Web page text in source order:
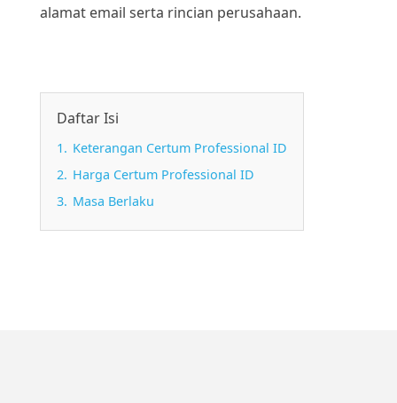
alamat email serta rincian perusahaan.
Daftar Isi
1. Keterangan Certum Professional ID
2. Harga Certum Professional ID
3. Masa Berlaku